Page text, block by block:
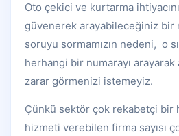
Oto çekici ve kurtarma
güvenerek arayabileceğiniz bir
soruyu sormamızın nedeni, o
herhangi bir numarayı arayarak
zarar görmenizi istemeyiz.
Çünkü sektör çok rekabetçi bir
hizmeti verebilen firma sayısı